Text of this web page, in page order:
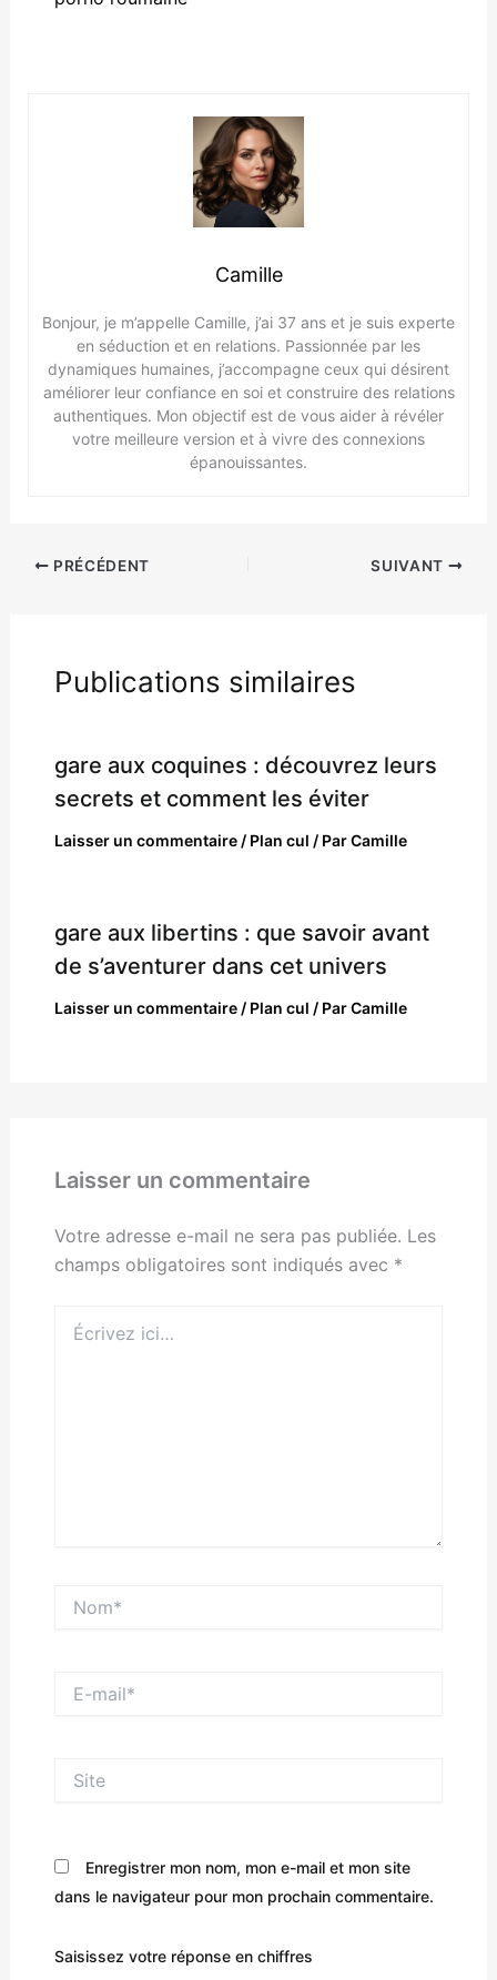
Camille
Bonjour, je m’appelle Camille, j’ai 37 ans et je suis experte
en séduction et en relations. Passionnée par les
dynamiques humaines, j’accompagne ceux qui désirent
améliorer leur confiance en soi et construire des relations
authentiques. Mon objectif est de vous aider à révéler
votre meilleure version et à vivre des connexions
épanouissantes.
PRÉCÉDENT SUIVANT
Publications similaires
gare aux coquines : découvrez leurs
secrets et comment les éviter
Laisser un commentaire / Plan cul / ParCamille
gare aux libertins : que savoir avant
de s’aventurer dans cet univers
Laisser un commentaire / Plan cul / ParCamille
Laisser un commentaire
Votre adresse e-mail ne sera pas publiée. Les
champs obligatoires sont indiqués avec *
ici…
mail*
Enregistrer mon nom, mon e-mail et mon site
dans le navigateur pour mon prochain commentaire.
Saisissez votre réponse en chiffres